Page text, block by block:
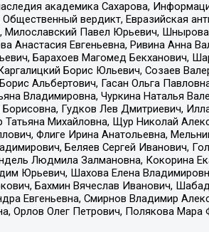
академика Сахарова,
вердикт, Евразийская
Милославский Павел Юрьевич,
Анастасия Евгеньевна, Ривина Анна
Барахоев Магомед Бекханович,
Борис Юльевич, Созаев
Альбертович, Гасан Ольга
Владимировна, Чуркина Наталья
Борисовна, Гудков Лев Дмитриевич,
Михайловна, Щур Николай
Флиге Ирина Анатольевна,
Беляев Сергей Иванович,
Людмила Залмановна, Кокорина
Юрьевич, Шахова Елена
Бахмин Вячеслав Иванович,
Евгеньевна, Смирнов Владимир
Орлов Олег Петрович, Полякова Мара